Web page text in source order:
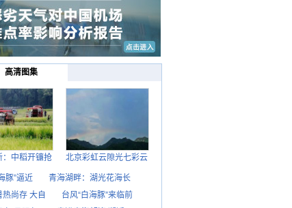
高清图集
：中稻开镰抢 北京彩虹云隙光七彩云
豚”逼近
青海湖畔：湖光花海长
热尚存 大自
台风“白海豚”来临前